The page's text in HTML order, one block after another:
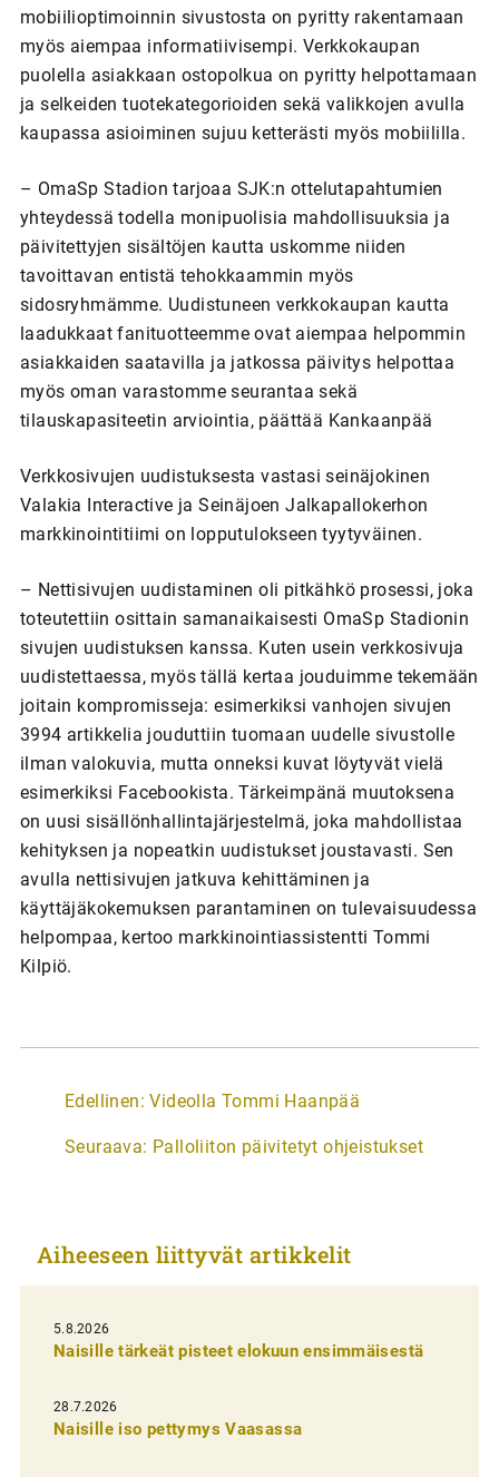
mobiilioptimoinnin sivustosta on pyritty rakentamaan
myös aiempaa informatiivisempi. Verkkokaupan
puolella asiakkaan ostopolkua on pyritty helpottamaan
ja selkeiden tuotekategorioiden sekä valikkojen avulla
kaupassa asioiminen sujuu ketterästi myös mobiililla.
– OmaSp Stadion tarjoaa SJK:n ottelutapahtumien
yhteydessä todella monipuolisia mahdollisuuksia ja
päivitettyjen sisältöjen kautta uskomme niiden
tavoittavan entistä tehokkaammin myös
sidosryhmämme. Uudistuneen verkkokaupan kautta
laadukkaat fanituotteemme ovat aiempaa helpommin
asiakkaiden saatavilla ja jatkossa päivitys helpottaa
myös oman varastomme seurantaa sekä
tilauskapasiteetin arviointia, päättää Kankaanpää
Verkkosivujen uudistuksesta vastasi seinäjokinen
Valakia Interactive ja Seinäjoen Jalkapallokerhon
markkinointitiimi on lopputulokseen tyytyväinen.
– Nettisivujen uudistaminen oli pitkähkö prosessi, joka
toteutettiin osittain samanaikaisesti OmaSp Stadionin
sivujen uudistuksen kanssa. Kuten usein verkkosivuja
uudistettaessa, myös tällä kertaa jouduimme tekemään
joitain kompromisseja: esimerkiksi vanhojen sivujen
3994 artikkelia jouduttiin tuomaan uudelle sivustolle
ilman valokuvia, mutta onneksi kuvat löytyvät vielä
esimerkiksi Facebookista. Tärkeimpänä muutoksena
on uusi sisällönhallintajärjestelmä, joka mahdollistaa
kehityksen ja nopeatkin uudistukset joustavasti. Sen
avulla nettisivujen jatkuva kehittäminen ja
käyttäjäkokemuksen parantaminen on tulevaisuudessa
helpompaa, kertoo markkinointiassistentti Tommi
Kilpiö.
A
t
k
e
l
i
e
n
Edellinen: Videolla Tommi Haanpää
Seuraava: Palloliiton päivitetyt ohjeistukset
Aiheeseen liittyvät artikkelit
5.8.2026
Naisille tärkeät pisteet elokuun ensimmäisestä
28.7.2026
Naisille iso pettymys Vaasassa